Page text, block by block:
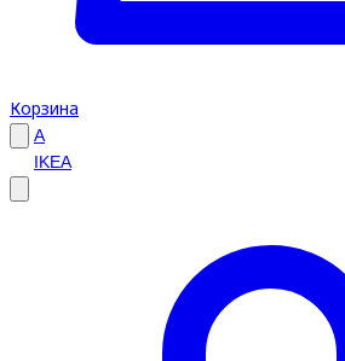
Корзина
A
IKEA